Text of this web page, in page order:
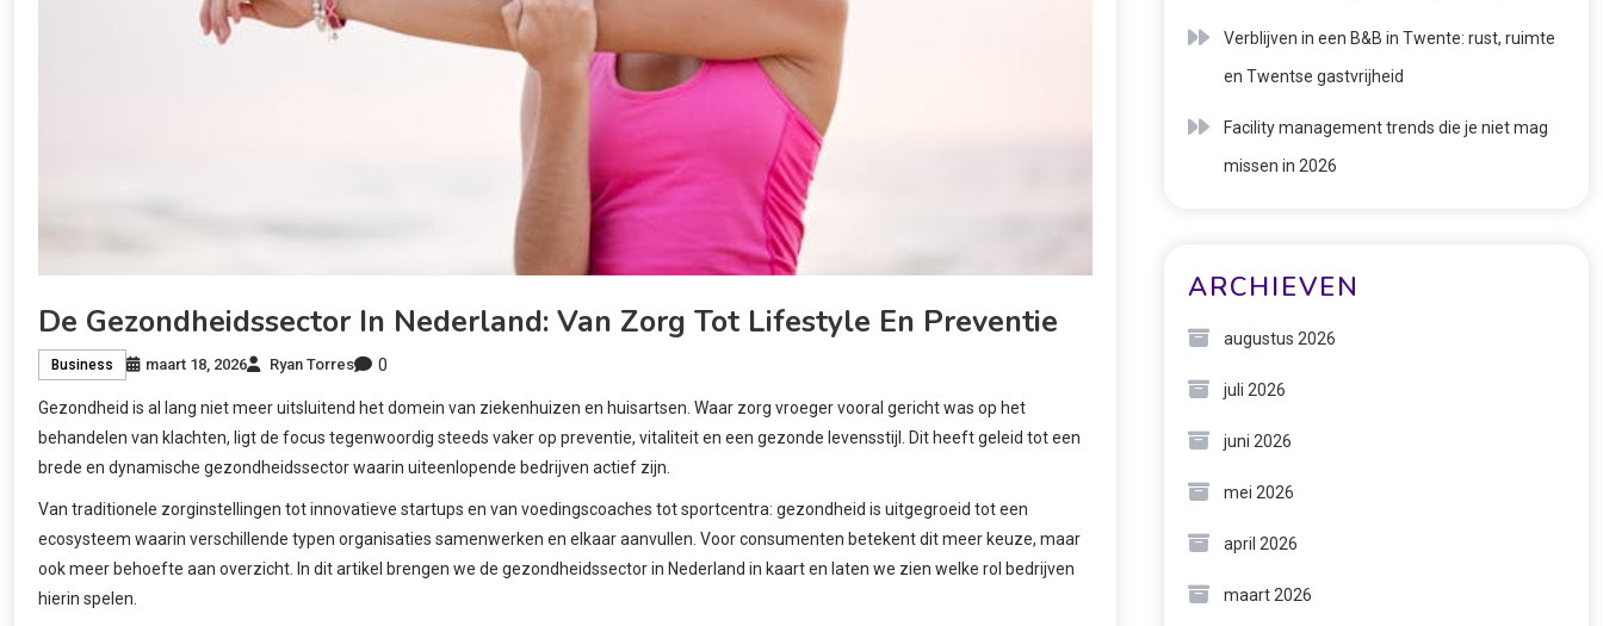
De Gezondheidssector In Nederland: Van Zorg Tot Lifestyle En Preventie
Business maart 18, 2026 Ryan Torres 0
Gezondheid is al lang niet meer uitsluitend het domein van ziekenhuizen en huisartsen. Waar zorg vroeger vooral gericht was op het
behandelen van klachten, ligt de focus tegenwoordig steeds vaker op preventie, vitaliteit en een gezonde levensstijl. Dit heeft geleid tot een
brede en dynamische gezondheidssector waarin uiteenlopende bedrijven actief zijn.
Van traditionele zorginstellingen tot innovatieve startups en van voedingscoaches tot sportcentra: gezondheid is uitgegroeid tot een
ecosysteem waarin verschillende typen organisaties samenwerken en elkaar aanvullen. Voor consumenten betekent dit meer keuze, maar
ook meer behoefte aan overzicht. In dit artikel brengen we de gezondheidssector in Nederland in kaart en laten we zien welke rol bedrijven
hierin spelen.
Verblijven in een B&B in Twente: rust, ruimte
en Twentse gastvrijheid
Facility management trends die je niet mag
missen in 2026
ARCHIEVEN
augustus 2026
juli 2026
juni 2026
mei 2026
april 2026
maart 2026